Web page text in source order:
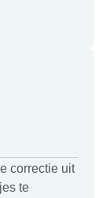
correctie uit
te